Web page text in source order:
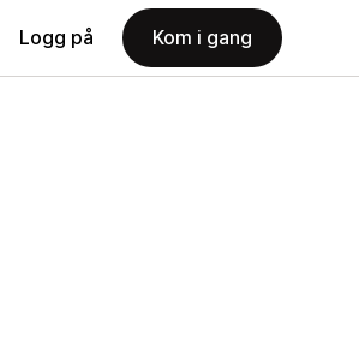
Logg på Kom i gang